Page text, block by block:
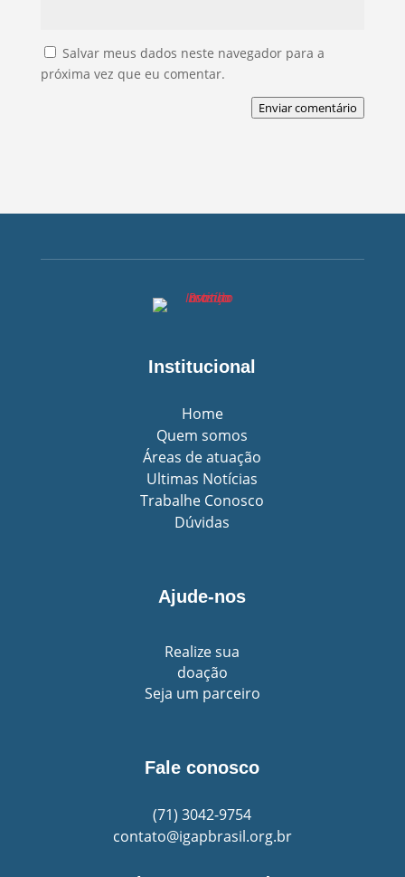
Salvar meus dados neste navegador para a
próxima vez que eu comentar.
Enviar comentário
Institucional
Home
Quem somos
Áreas de atuação
Ultimas Notícias
Trabalhe Conosco
Dúvidas
Ajude-nos
Realize sua
doação
Seja um parceiro
Fale conosco
(71)3042-9754
contato@igapbrasil.org.br